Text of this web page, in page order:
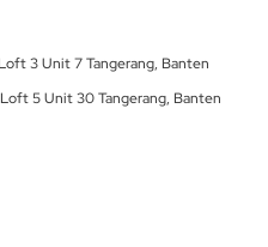
3 Unit 7 Tangerang, Banten
5 Unit 30 Tangerang, Banten